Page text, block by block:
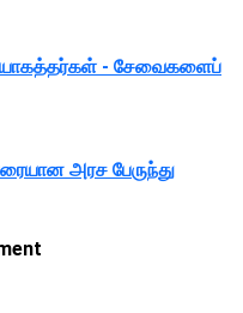
- சேவைகளைப்
அரச பேருந்து